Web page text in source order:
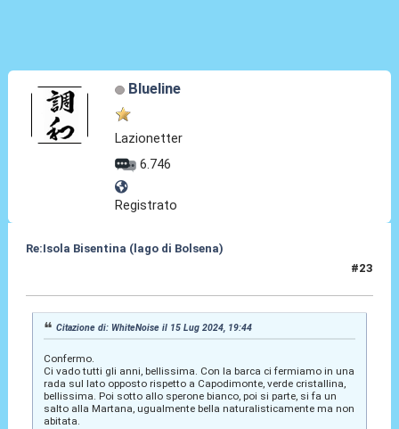
Blueline
Lazionetter
6.746
Registrato
Re:Isola Bisentina (lago di Bolsena)
#23
Citazione di: WhiteNoise il 15 Lug 2024, 19:44
Confermo.
Ci vado tutti gli anni, bellissima. Con la barca ci fermiamo in una
rada sul lato opposto rispetto a Capodimonte, verde cristallina,
bellissima. Poi sotto allo sperone bianco, poi si parte, si fa un
salto alla Martana, ugualmente bella naturalisticamente ma non
abitata.